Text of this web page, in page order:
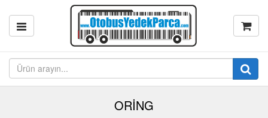
ORİNG